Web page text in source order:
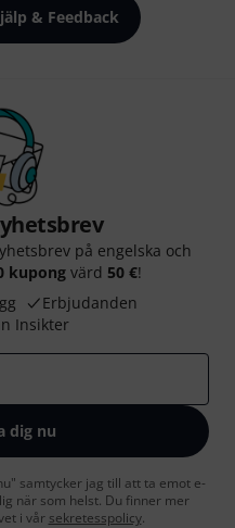
& Feedback
på engelska och
kupong värd 50 €!
Erbjudanden
Insikter
dig nu
samtycker jag till att ta emot e-
när som helst. Du finner mer
i vår sekretesspolicy.